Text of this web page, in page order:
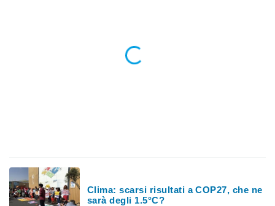
Clima: scarsi risultati a COP27, che ne
sarà degli 1.5°C?